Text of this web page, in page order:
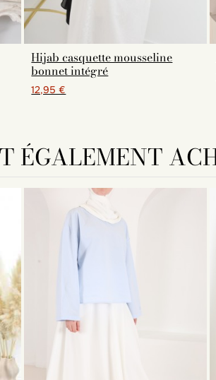
Hijab casquette mousseline
bonnet intégré
12,95 €
ÉGALEMENT